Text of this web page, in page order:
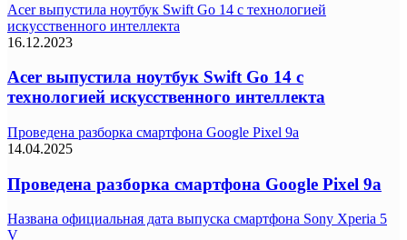
Acer выпустила ноутбук Swift Go 14 с технологией
искусственного интеллекта
16.12.2023
Acer выпустила ноутбук Swift Go 14 с
технологией искусственного интеллекта
Проведена разборка смартфона Google Pixel 9a
14.04.2025
Проведена разборка смартфона Google Pixel 9a
Названа официальная дата выпуска смартфона Sony Xperia 5
V